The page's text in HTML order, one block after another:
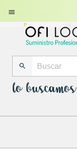


lo